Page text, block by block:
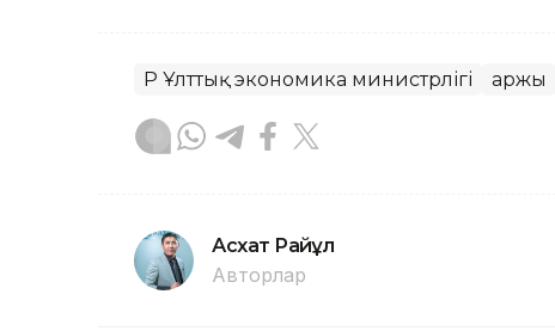
ҚР Ұлттық экономика министрлігі Қаржы
Асхат Райқұл
Авторлар